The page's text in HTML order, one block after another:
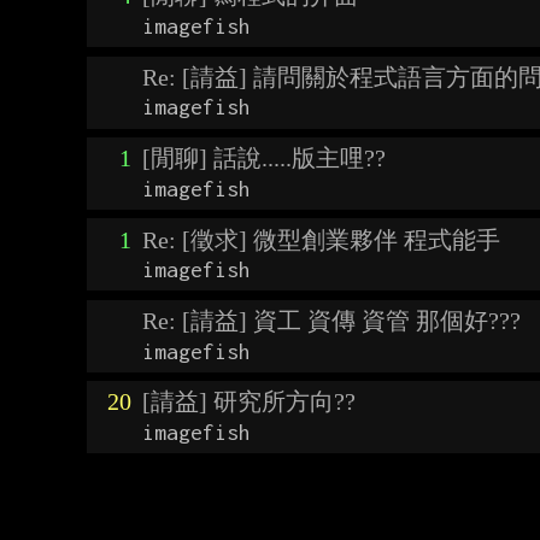
imagefish
Re: [請益] 請問關於程式語言方面的
imagefish
1 [閒聊] 話說.....版主哩??
imagefish
1 Re: [徵求] 微型創業夥伴 程式能手
imagefish
Re: [請益] 資工 資傳 資管 那個好???
imagefish
20 [請益] 研究所方向??
imagefish